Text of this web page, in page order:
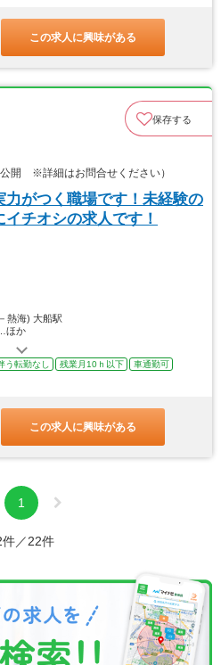
この求人に興味がある
保存する
開 ※詳細はお問合せください）
がつく職場です！未経験の
チオシの求人です！
熱海) 大船駅
ほか
う転勤なし 残業月10ｈ以下
車通勤可
この求人に興味がある
1
件／22件